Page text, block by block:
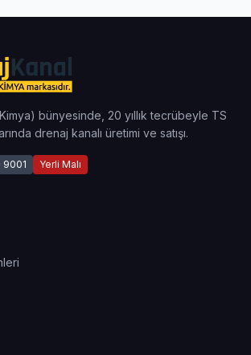
bünyesinde, 20 yıllık tecrübeyle TS
drenaj kanalı üretimi ve satışı.
9001 Yerli Malı